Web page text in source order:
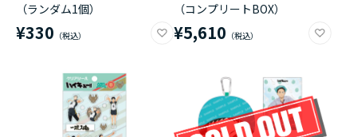
（ランダム1個）
¥330
（コンプリートBOX）
¥5,610